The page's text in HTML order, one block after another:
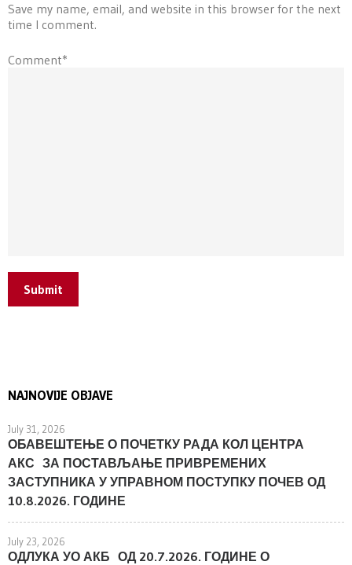
Save my name, email, and website in this browser for the next
time I comment.
Comment*
Submit
NAJNOVIJE OBJAVE
July 31, 2026
ОБАВЕШТЕЊЕ О ПОЧЕТКУ РАДА КОЛ ЦЕНТРА
АКС ЗА ПОСТАВЉАЊЕ ПРИВРЕМЕНИХ
ЗАСТУПНИКА У УПРАВНОМ ПОСТУПКУ ПОЧЕВ ОД
10.8.2026. ГОДИНЕ
July 23, 2026
ОДЛУКА УО АКБ ОД 20.7.2026. ГОДИНЕ О